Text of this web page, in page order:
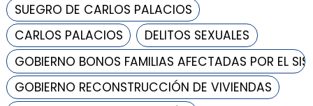
SUEGRO DE CARLOS PALACIOS
CARLOS PALACIOS
DELITOS SEXUALES
GOBIERNO BONOS FAMILIAS AFECTADAS POR EL
GOBIERNO RECONSTRUCCIÓN DE VIVIENDAS